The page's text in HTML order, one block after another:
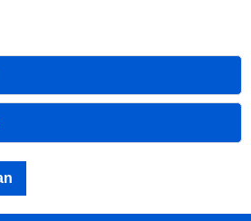
to expand contents